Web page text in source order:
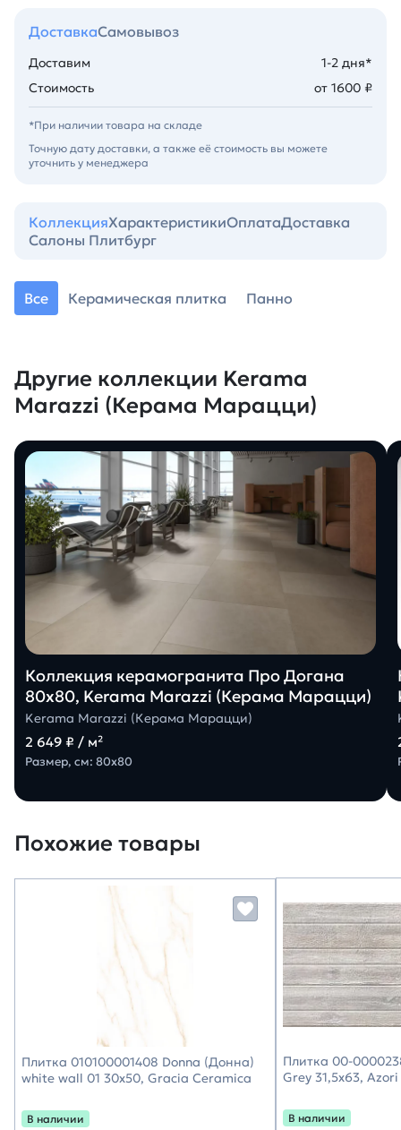
ДоставкаСамовывоз
Доставим
1-2 дня*
Стоимость
от 1600 ₽
*При наличии товара на складе
Точную дату доставки, а также её стоимость вы можете
уточнить у менеджера
КоллекцияХарактеристикиОплатаДоставка
Салоны Плитбург
Все Керамическая плитка Панно
Другие коллекции Kerama
Marazzi (Керама Марацци)
Коллекция керамогранита Про Догана
80х80, Kerama Marazzi (Керама Марацци)
Kerama Marazzi (Керама Марацци)
2 649 ₽ / м²
Размер, см: 80х80
Похожие товары
Плитка 010100001408 Donna (Донна)
white wall 01 30х50, Gracia Ceramica
В наличии
Плитка 00-
Grey 31,5х63,
В наличии